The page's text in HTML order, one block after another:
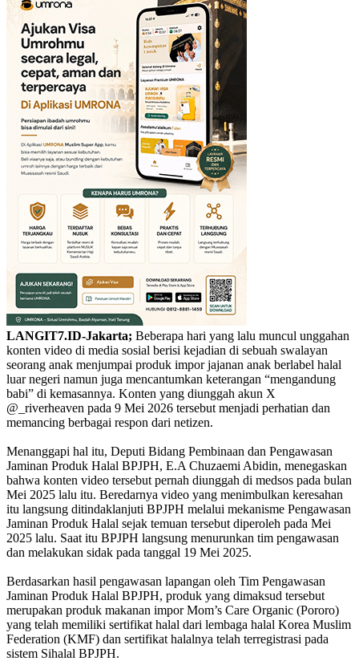
LANGIT7.ID-Jakarta; Beberapa hari yang lalu muncul unggahan
konten video di media sosial berisi kejadian di sebuah swalayan
seorang anak menjumpai produk impor jajanan anak berlabel halal
luar negeri namun juga mencantumkan keterangan “mengandung
babi” di kemasannya. Konten yang diunggah akun X
@_riverheaven pada 9 Mei 2026 tersebut menjadi perhatian dan
memancing berbagai respon dari netizen.
Menanggapi hal itu, Deputi Bidang Pembinaan dan Pengawasan
Jaminan Produk Halal BPJPH, E.A Chuzaemi Abidin, menegaskan
bahwa konten video tersebut pernah diunggah di medsos pada bulan
Mei 2025 lalu itu. Beredarnya video yang menimbulkan keresahan
itu langsung ditindaklanjuti BPJPH melalui mekanisme Pengawasan
Jaminan Produk Halal sejak temuan tersebut diperoleh pada Mei
2025 lalu. Saat itu BPJPH langsung menurunkan tim pengawasan
dan melakukan sidak pada tanggal 19 Mei 2025.
Berdasarkan hasil pengawasan lapangan oleh Tim Pengawasan
Jaminan Produk Halal BPJPH, produk yang dimaksud tersebut
merupakan produk makanan impor Mom’s Care Organic (Pororo)
yang telah memiliki sertifikat halal dari lembaga halal Korea Muslim
Federation (KMF) dan sertifikat halalnya telah terregistrasi pada
sistem Sihalal BPJPH.